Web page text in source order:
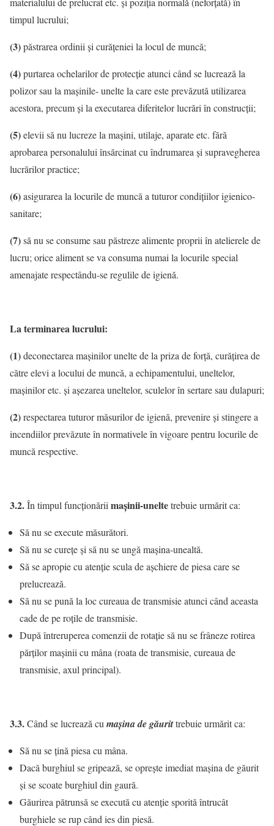
timpul lucrului;
(3)păstrarea ordinii şi curăţeniei la locul de muncă;
(4)purtarea ochelarilor de protecţie atunci când se lucrează la
polizor sau la maşinile- unelte la care este prevăzută utilizarea
acestora, precum şi la executarea diferitelor lucrări în construcţii;
(5)elevii să nu lucreze la maşini, utilaje, aparate etc. fără
aprobarea personalului însărcinat cu îndrumarea şi supravegherea
lucrărilor practice;
(6)asigurarea la locurile de muncă a tuturor condiţiilor igienico-
sanitare;
(7)să nu se consume sau păstreze alimente proprii în atelierele de
lucru; orice aliment se va consuma numai la locurile special
amenajate respectându-se regulile de igienă.
La terminarea lucrului:
(1)deconectarea maşinilor unelte de la priza de forţă, curăţirea de
către elevi a locului de muncă, a echipamentului, uneltelor,
maşinilor etc. şi aşezarea uneltelor, sculelor în sertare sau dulapuri;
(2)respectarea tuturor măsurilor de igienă, prevenire şi stingere a
incendiilor prevăzute în normativele în vigoare pentru locurile de
muncă respective.
3.2.În timpul funcţionării maşinii-uneltetrebuie urmărit ca:
Să nu se execute măsurători.
Să nu se cureţe şi să nu se ungă maşina-unealtă.
Să se apropie cu atenţie scula de aşchiere de piesa care se
prelucrează.
Să nu se pună la loc cureaua de transmisie atunci când aceasta
cade de pe roţile de transmisie.
După întreruperea comenzii de rotaţie să nu se frâneze rotirea
părţilor maşinii cu mâna (roata de transmisie, cureaua de
transmisie, axul principal).
3.3.Când se lucrează cu maşina de găurittrebuie urmărit ca:
Să nu se ţină piesa cu mâna.
Dacă burghiul se gripează, se opreşte imediat maşina de găurit
şi se scoate burghiul din gaură.
Găurirea pătrunsă se execută cu atenţie sporită întrucât
burghiele se rup când ies din piesă.